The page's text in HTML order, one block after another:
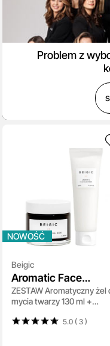
Problem z
NOWOŚĆ
Beigic
Aromatic Face
Cleanser +
Facial Mask
ZESTAW Aromatyczny żel
mycia twarzy 130 ml +
70 ml
5.0 ( 3)